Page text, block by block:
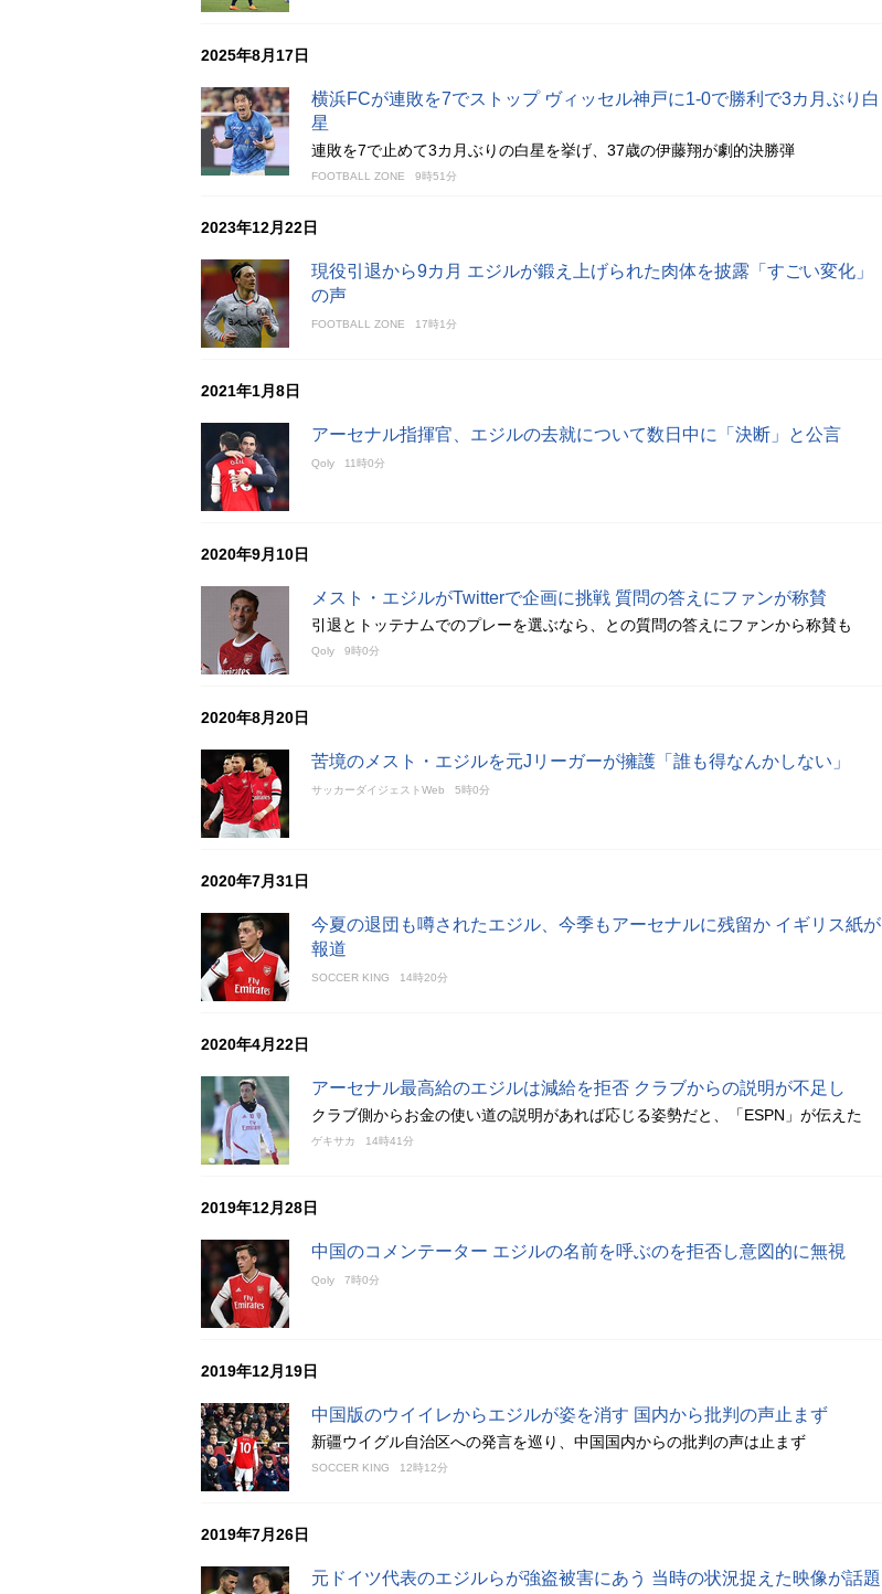
2025年8月17日
横浜FCが連敗を7でストップ ヴィッセル神戸に1-0で勝利で3カ月ぶり白
星
連敗を7で止めて3カ月ぶりの白星を挙げ、37歳の伊藤翔が劇的決勝弾
FOOTBALL ZONE 9時51分
2023年12月22日
現役引退から9カ月 エジルが鍛え上げられた肉体を披露「すごい変化」
の声
FOOTBALL ZONE 17時1分
2021年1月8日
アーセナル指揮官、エジルの去就について数日中に「決断」と公言
Qoly 11時0分
2020年9月10日
メスト・エジルがTwitterで企画に挑戦 質問の答えにファンが称賛
引退とトッテナムでのプレーを選ぶなら、との質問の答えにファンから称賛も
Qoly 9時0分
2020年8月20日
苦境のメスト・エジルを元Jリーガーが擁護「誰も得なんかしない」
サッカーダイジェストWeb 5時0分
2020年7月31日
今夏の退団も噂されたエジル、今季もアーセナルに残留か イギリス紙が
報道
SOCCER KING 14時20分
2020年4月22日
アーセナル最高給のエジルは減給を拒否 クラブからの説明が不足し
クラブ側からお金の使い道の説明があれば応じる姿勢だと、「ESPN」が伝えた
ゲキサカ 14時41分
2019年12月28日
中国のコメンテーター エジルの名前を呼ぶのを拒否し意図的に無視
Qoly 7時0分
2019年12月19日
中国版のウイイレからエジルが姿を消す 国内から批判の声止まず
新疆ウイグル自治区への発言を巡り、中国国内からの批判の声は止まず
SOCCER KING 12時12分
2019年7月26日
元ドイツ代表のエジルらが強盗被害にあう 当時の状況捉えた映像が話題